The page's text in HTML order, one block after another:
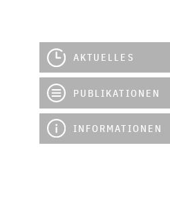
AKTUELLES
PUBLIKATIONEN
INFORMATIONEN